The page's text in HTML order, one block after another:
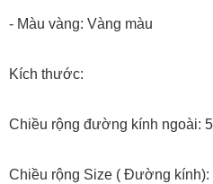
- Màu vàng: Vàng màu
Kích thước:
Chiều rộng đường kính ngoài:
Chiều rộng Size ( Đường kính):